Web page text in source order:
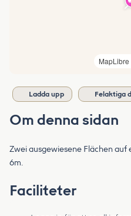
MapLibre
Ladda upp Felaktiga
Om denna sidan
Zwei ausgewiesene Flächen
6m.
Faciliteter